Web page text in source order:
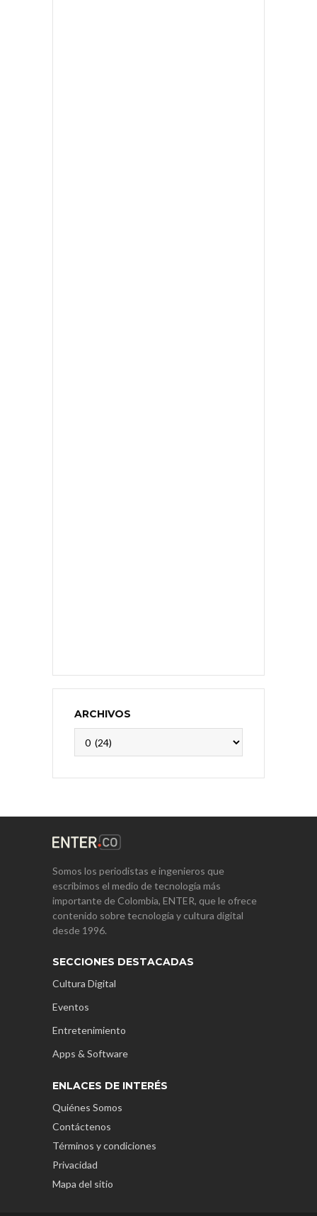
ARCHIVOS
Somos los periodistas e ingenieros que
escribimos el medio de tecnología más
importante de Colombia, ENTER, que le ofrece
contenido sobre tecnología y cultura digital
desde 1996.
SECCIONES DESTACADAS
Cultura Digital
Eventos
Entretenimiento
Apps & Software
ENLACES DE INTERÉS
Quiénes Somos
Contáctenos
Términos y condiciones
Privacidad
Mapa del sitio